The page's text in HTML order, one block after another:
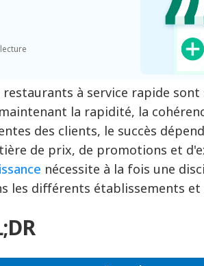
restaurants à service rapide
la rapidité, la
des clients, le succès
de prix, de promotions et
nécessite à la fois une
les différents établissements et